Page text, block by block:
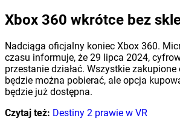
Xbox 360 wkrótce bez
Nadciąga oficjalny koniec Xbox 360.
czasu informuje, że 29 lipca 2024,
przestanie działać. Wszystkie
będzie można pobierać, ale opcja
będzie już dostępna.
Czytaj też: Destiny 2 prawie w VR